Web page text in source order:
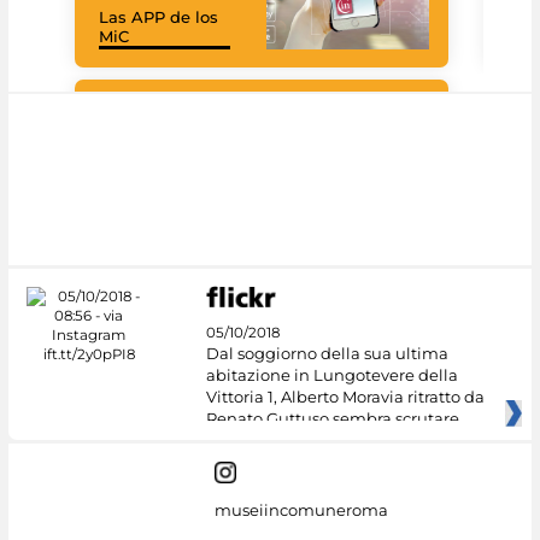
Las APP de los
MiC
05/10/2018
Dal soggiorno della sua ultima
abitazione in Lungotevere della
Vittoria 1, Alberto Moravia ritratto da
Renato Guttuso sembra scrutare
museiincomuneroma